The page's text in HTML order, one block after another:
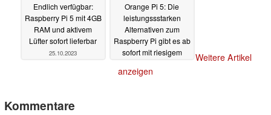
Endlich verfügbar:
Raspberry Pi 5 mit 4GB
RAM und aktivem
Lüfter sofort lieferbar
25.10.2023
Orange Pi 5: Die
leistungssstarken
Alternativen zum
Raspberry Pi gibt es ab
sofort mit riesigem
17.10.2023
Weitere Artikel
anzeigen
Kommentare